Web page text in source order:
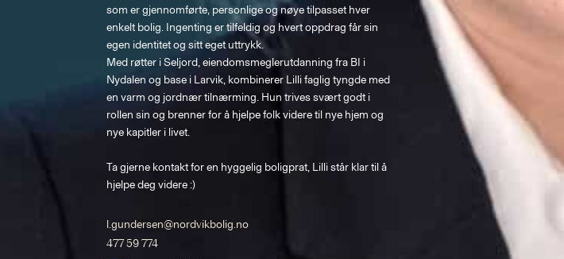
som er gjennomførte, personlige og nøye tilpasset hver
enkelt bolig. Ingenting er tilfeldig og hvert oppdrag får sin
egen identitet og sitt eget uttrykk.
Med røtter i Seljord, eiendomsmeglerutdanning fra BI i
Nydalen og base i Larvik, kombinerer Lilli faglig tyngde med
en varm og jordnær tilnærming. Hun trives svært godt i
rollen sin og brenner for å hjelpe folk videre til nye hjem og
nye kapitler i livet.
Ta gjerne kontakt for en hyggelig boligprat, Lilli står klar til å
l.gundersen@nordvikbolig.no
477 59 774